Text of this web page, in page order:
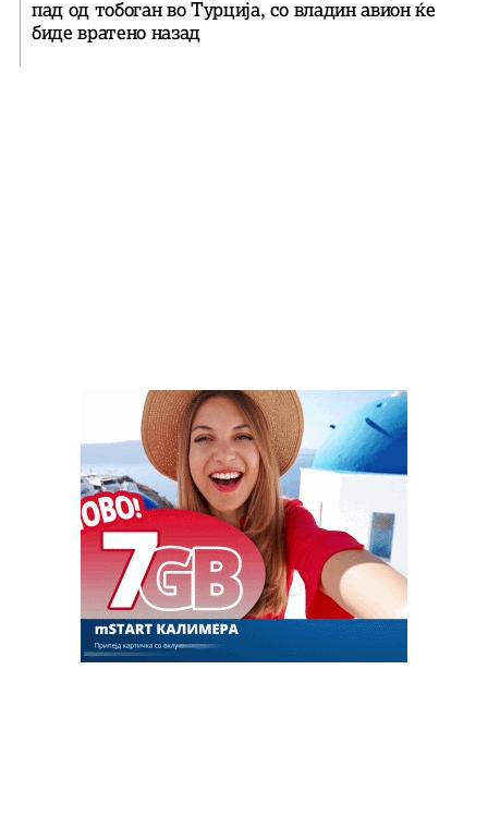
пад од тобоган во Турција, со владин авион ќе
биде вратенo назад